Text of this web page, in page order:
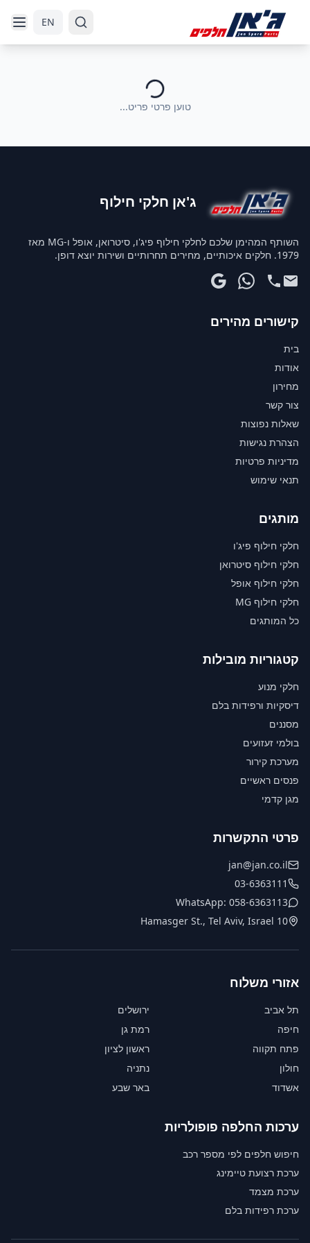
EN
טוען פרטי פריט...
ג'אן חלקי חילוף
השותף המהימן שלכם לחלקי חילוף פיג'ו, סיטרואן, אופל ו-MG מאז
1979. חלקים איכותיים, מחירים תחרותיים ושירות יוצא דופן.
קישורים מהירים
בית
אודות
מחירון
צור קשר
שאלות נפוצות
הצהרת נגישות
מדיניות פרטיות
תנאי שימוש
מותגים
חלקי חילוף פיג'ו
חלקי חילוף סיטרואן
חלקי חילוף אופל
חלקי חילוף MG
כל המותגים
קטגוריות מובילות
חלקי מנוע
דיסקיות ורפידות בלם
מסננים
בולמי זעזועים
מערכת קירור
פנסים ראשיים
מגן קדמי
פרטי התקשרות
jan@jan.co.il
03-6363111
WhatsApp: 058-6363113
10 Hamasger St., Tel Aviv, Israel
אזורי משלוח
תל אביב
ירושלים
חיפה
רמת גן
פתח תקווה
ראשון לציון
חולון
נתניה
אשדוד
באר שבע
ערכות החלפה פופולריות
חיפוש חלפים לפי מספר רכב
ערכת רצועת טיימינג
ערכת מצמד
ערכת רפידות בלם